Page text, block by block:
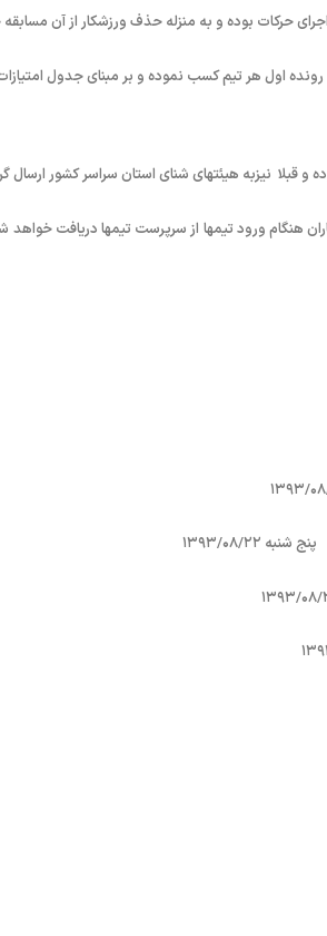
حرکات بوده و به منزله حذف ورزشکار از آن
هنگام ورود تیمها از سرپرست تیمها دریافت خواهد